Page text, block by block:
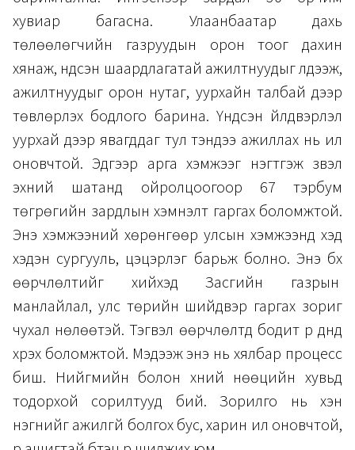
хувиар багасна. Улаанбаатар дахь
төлөөлөгчийн газруудын орон тоог дахин
хянаж, үндсэн шаардлагатай ажилтнуудыг үлдээж,
ажилтнуудыг орон нутаг, уурхайн талбай дээр
төвлөрүүлэх бодлого барина. Үндсэн үйлдвэрлэл
уурхай дээр явагддаг тул тэндээ ажиллах нь илүү
оновчтой. Эдгээр арга хэмжээг нэгтгэж үзвэл
эхний шатанд ойролцоогоор 67 тэрбум
төгрөгийн зардлын хэмнэлт гаргах боломжтой.
Энэ хэмжээний хөрөнгөөр улсын хэмжээнд хэд
хэдэн сургууль, цэцэрлэг барьж болно. Энэ бүх
өөрчлөлтийг хийхэд Засгийн газрын
манлайлал, улс төрийн шийдвэр гаргах зориг
чухал нөлөөтэй. Тэгвэл өөрчлөлтүүд бодит үр дүнд
хүрэх боломжтой. Мэдээж энэ нь хялбар процесс
биш. Нийгмийн болон хүний нөөцийн хувьд
тодорхой сорилтууд бий. Зорилго нь хэн
нэгнийг ажилгүй болгох бус, харин илүү оновчтой,